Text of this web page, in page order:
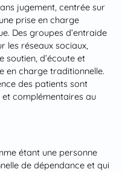
jugement, centrée sur
prise en charge
Des groupes d’entraide
les réseaux sociaux,
soutien, d’écoute et
en charge traditionnelle.
des patients sont
complémentaires au
étant une personne
de dépendance et qui